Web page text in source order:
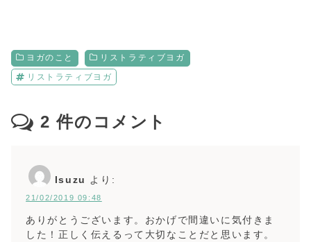
ヨガのこと
リストラティブヨガ
リストラティブヨガ
2 件のコメント
Isuzu より:
21/02/2019 09:48
ありがとうございます。おかげで間違いに気付きま
した！正しく伝えるって大切なことだと思います。